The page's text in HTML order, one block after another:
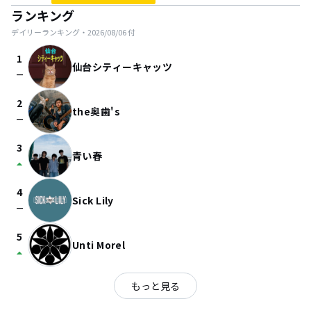
ランキング
デイリーランキング・ 2026/08/06付
1
check_indeterminate_small 仙台シティーキャッツ
2
check_indeterminate_small the奥歯's
3
arrow_drop_up 青い春
4
check_indeterminate_small Sick Lily
5
arrow_drop_up Unti Morel
もっと見る